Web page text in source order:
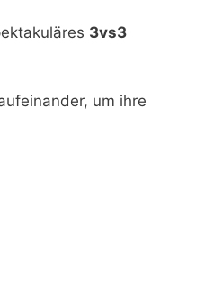
3vs3
um ihre